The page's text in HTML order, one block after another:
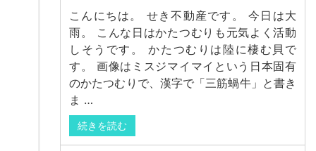
こんにちは。 せき不動産です。 今日は大
雨。 こんな日はかたつむりも元気よく活動
しそうです。 かたつむりは陸に棲む貝で
す。 画像はミスジマイマイという日本固有
のかたつむりで、漢字で「三筋蝸牛」と書き
ま …
続きを読む